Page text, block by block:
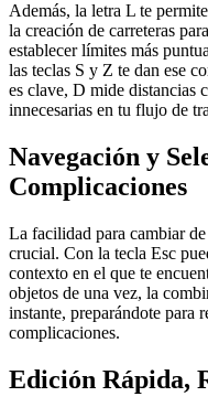
Además, la letra L te
la creación de carreteras
establecer límites más
las teclas S y Z te dan ese
es clave, D mide distancias
innecesarias en tu flujo de
Navegación y
Complicaciones
La facilidad para cambiar
crucial. Con la tecla Esc
contexto en el que te
objetos de una vez, la
instante, preparándote para
complicaciones.
Edición Rápida,